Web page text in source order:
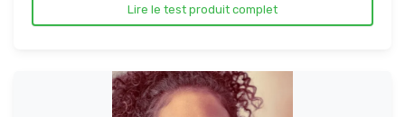
Lire le test produit complet